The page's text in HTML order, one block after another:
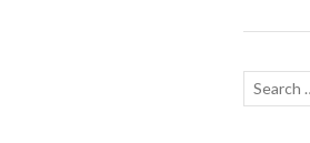
Recherche